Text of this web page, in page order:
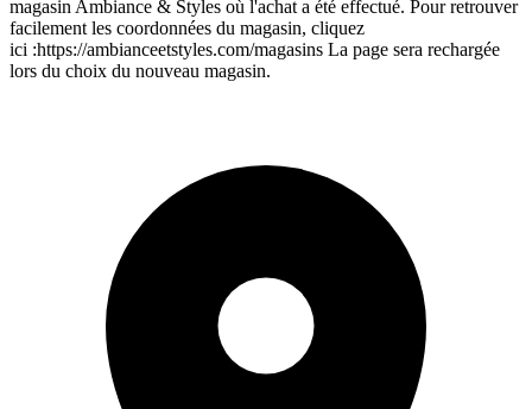
magasin Ambiance & Styles où l'achat a été effectué. Pour retrouver
facilement les coordonnées du magasin, cliquez
ici :https://ambianceetstyles.com/magasins La page sera rechargée
lors du choix du nouveau magasin.